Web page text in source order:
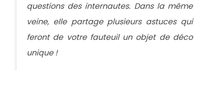
questions des internautes. Dans la même
veine, elle partage plusieurs astuces qui
feront de votre fauteuil un objet de déco
unique !